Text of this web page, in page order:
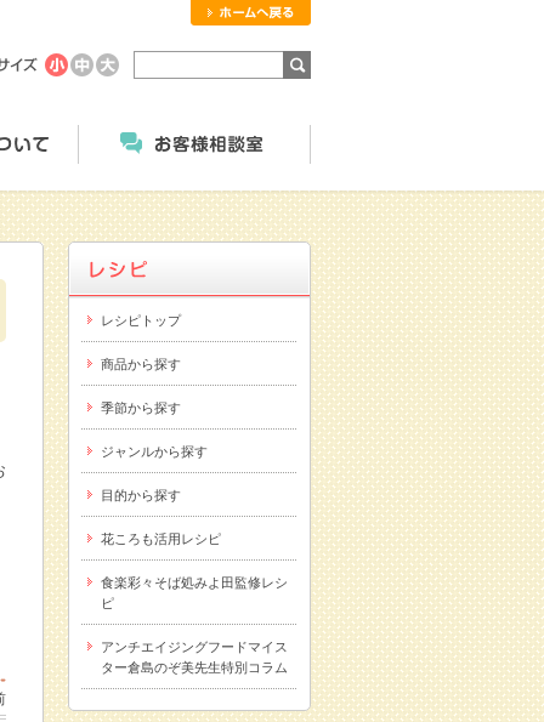
のご案内
にっこくについて
レシピトップ
商品から探す
季節から探す
ジャンルから探す
目的から探す
花ころも活用レシピ
食楽彩々そば処みよ田監修レシ
ピ
アンチエイジングフードマイス
ター倉島のぞ美先生特別コラム